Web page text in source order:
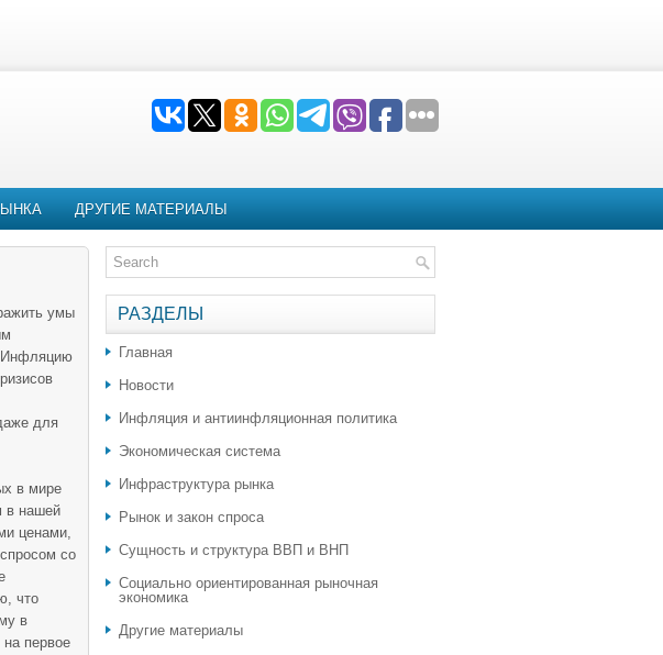
ДРУГИЕ МАТЕРИАЛЫ
умы
Инфляцию
для
в мире
в нашей
ценами,
со
что
в
первое
РАЗДЕЛЫ
Главная
Новости
Инфляция и антиинфляционная политика
Экономическая система
Инфраструктура рынка
Рынок и закон спроса
Сущность и структура ВВП и ВНП
Социально ориентированная рыночная
экономика
Другие материалы